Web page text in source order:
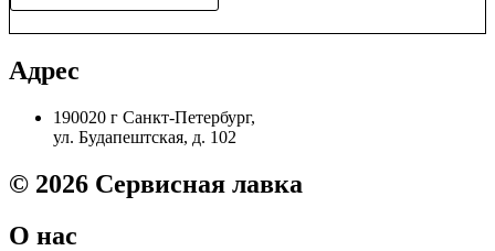
Вал
переноса
(коротрон)
WC
5019/5021/5022/5024
Адрес
190020 г Санкт-Петербург,
ул. Будапештская, д. 102
© 2026 Сервисная лавка
О нас